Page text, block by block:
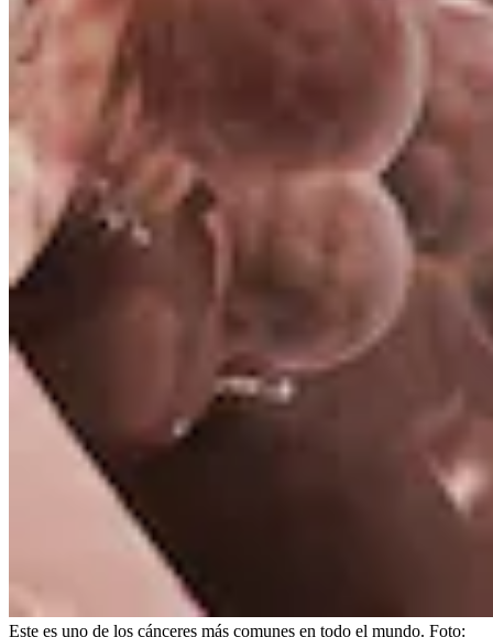
Este es uno de los cánceres más comunes en todo el mundo. Foto: